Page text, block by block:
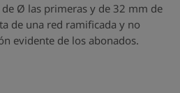
Ø las primeras y de 32 mm de
de una red ramificada y no
evidente de los abonados.